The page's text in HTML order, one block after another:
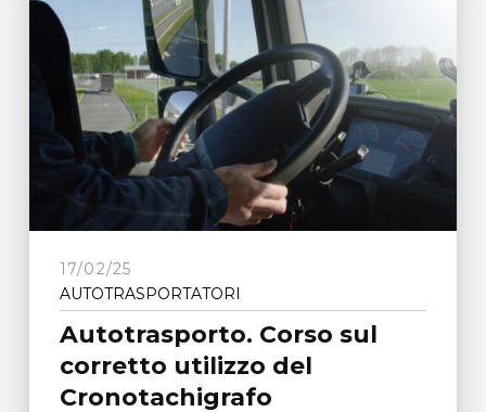
17/02/25
AUTOTRASPORTATORI
Autotrasporto. Corso sul
corretto utilizzo del
Cronotachigrafo